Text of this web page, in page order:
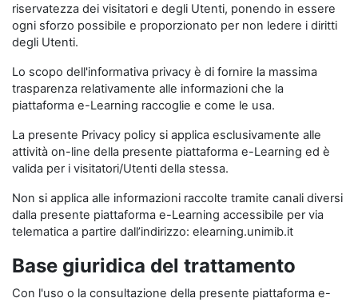
riservatezza dei visitatori e degli Utenti, ponendo in essere
ogni sforzo possibile e proporzionato per non ledere i diritti
degli Utenti.
Lo scopo dell'informativa privacy è di fornire la massima
trasparenza relativamente alle informazioni che la
piattaforma e-Learning raccoglie e come le usa.
La presente Privacy policy si applica esclusivamente alle
attività on-line della presente piattaforma e-Learning ed è
valida per i visitatori/Utenti della stessa.
Non si applica alle informazioni raccolte tramite canali diversi
dalla presente piattaforma e-Learning accessibile per via
telematica a partire dall’indirizzo: elearning.unimib.it
Base giuridica del trattamento
Con l'uso o la consultazione della presente piattaforma e-